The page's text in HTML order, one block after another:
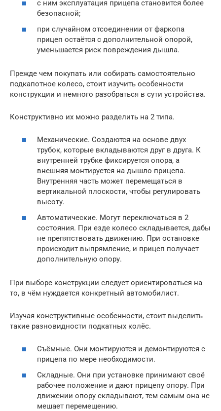
с ним эксплуатация прицепа становится более
безопасной;
при случайном отсоединении от фаркопа
прицеп остаётся с дополнительной опорой,
уменьшается риск повреждения дышла.
Прежде чем покупать или собирать самостоятельно
подкапотное колесо, стоит изучить особенности
конструкции и немного разобраться в сути устройства.
Конструктивно их можно разделить на 2 типа.
Механические. Создаются на основе двух
трубок, которые вкладываются друг в друга. К
внутренней трубке фиксируется опора, а
внешняя монтируется на дышло прицепа.
Внутренняя часть может перемещаться в
вертикальной плоскости, чтобы регулировать
высоту.
Автоматические. Могут переключаться в 2
состояния. При езде колесо складывается, дабы
не препятствовать движению. При остановке
происходит выпрямление, и прицеп получает
дополнительную опору.
При выборе конструкции следует ориентироваться на
то, в чём нуждается конкретный автомобилист.
Изучая конструктивные особенности, стоит выделить
такие разновидности подкатных колёс.
Съёмные. Они монтируются и демонтируются с
прицепа по мере необходимости.
Складные. Они при установке принимают своё
рабочее положение и дают прицепу опору. При
движении опору складывают, тем самым она не
мешает перемещению.